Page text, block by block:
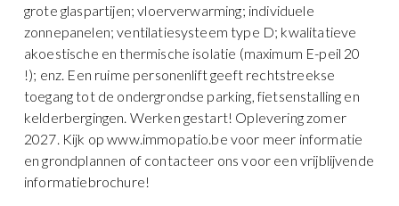
grote glaspartijen; vloerverwarming; individuele
zonnepanelen; ventilatiesysteem type D; kwalitatieve
akoestische en thermische isolatie (maximum E-peil 20
!); enz. Een ruime personenlift geeft rechtstreekse
toegang tot de ondergrondse parking, fietsenstalling en
kelderbergingen. Werken gestart! Oplevering zomer
2027. Kijk op www.immopatio.be voor meer informatie
en grondplannen of contacteer ons voor een vrijblijvende
informatiebrochure!